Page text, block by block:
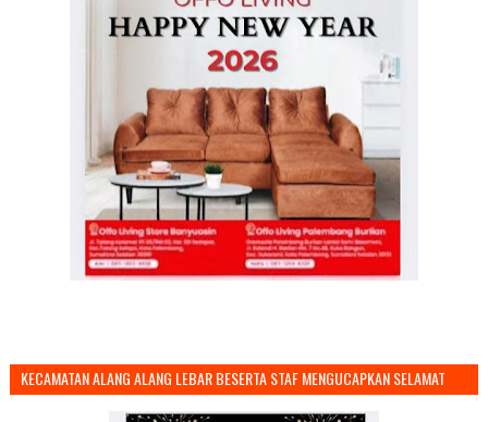
KECAMATAN ALANG ALANG LEBAR BESERTA STAF MENGUCAPKAN SELAMAT